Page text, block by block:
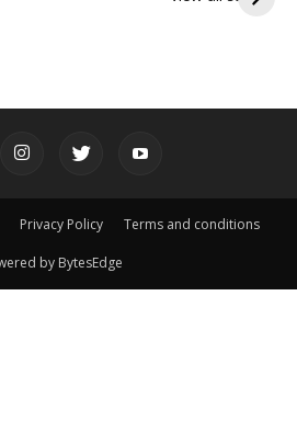
Privacy Policy Terms and conditions
by BytesEdge